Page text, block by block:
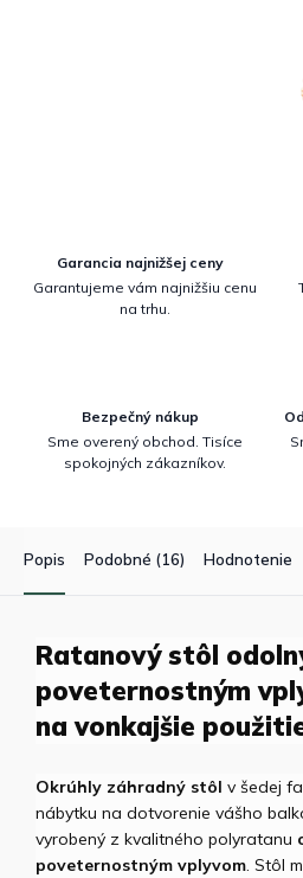
Garancia najnižšej ceny
Garantujeme vám najnižšiu cenu
na trhu.
Bezpečný nákup
Sme overený obchod. Tisíce
spokojných zákazníkov.
Popis Podobné (16) Hodnotenie
Ratanový stôl
poveternostným
na vonkajšie
Okrúhly záhradný stôl v šedej
nábytku na dotvorenie vášho
vyrobený z kvalitného polyratanu
poveternostným vplyvom . Stôl